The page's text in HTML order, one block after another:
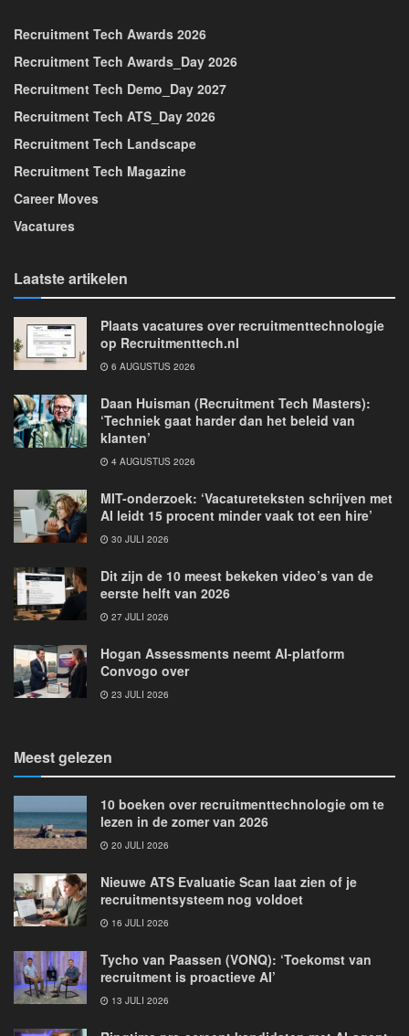
Recruitment Tech Awards 2026
Recruitment Tech Awards_Day 2026
Recruitment Tech Demo_Day 2027
Recruitment Tech ATS_Day 2026
Recruitment Tech Landscape
Recruitment Tech Magazine
Career Moves
Vacatures
Laatste artikelen
Plaats vacatures over recruitmenttechnologie
op Recruitmenttech.nl
6 AUGUSTUS 2026
Daan Huisman (Recruitment Tech Masters):
‘Techniek gaat harder dan het beleid van
klanten’
4 AUGUSTUS 2026
MIT-onderzoek: ‘Vacatureteksten schrijven met
AI leidt 15 procent minder vaak tot een hire’
30 JULI 2026
Dit zijn de 10 meest bekeken video’s van de
eerste helft van 2026
27 JULI 2026
Hogan Assessments neemt AI-platform
Convogo over
23 JULI 2026
Meest gelezen
10 boeken over recruitmenttechnologie om te
lezen in de zomer van 2026
20 JULI 2026
Nieuwe ATS Evaluatie Scan laat zien of je
recruitmentsysteem nog voldoet
16 JULI 2026
Tycho van Paassen (VONQ): ‘Toekomst van
recruitment is proactieve AI’
13 JULI 2026